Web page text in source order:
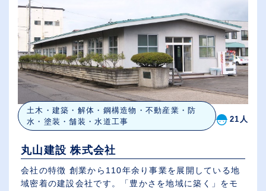
土木・建築・解体・鋼構造物・不動産業・防
水・塗装・舗装・水道工事
21人
丸山建設 株式会社
会社の特徴 創業から110年余り事業を展開している地
域密着の建設会社です。「豊かさを地域に築く」をモ